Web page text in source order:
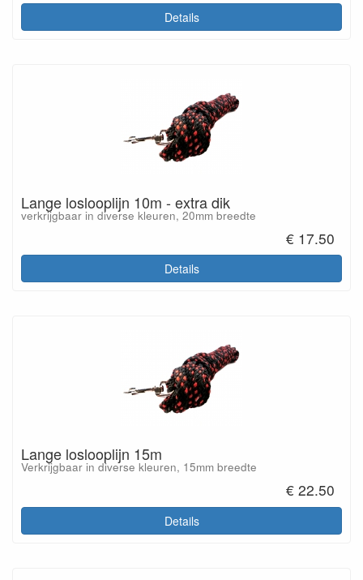
Details
Lange loslooplijn 10m - extra dik
verkrijgbaar in diverse kleuren, 20mm breedte
€ 17.50
Details
Lange loslooplijn 15m
Verkrijgbaar in diverse kleuren, 15mm breedte
€ 22.50
Details